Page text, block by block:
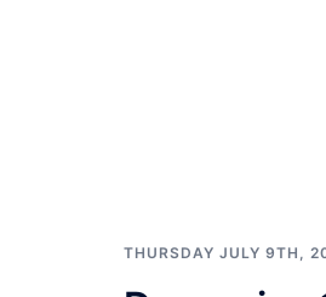
THURSDAY JULY 9TH,